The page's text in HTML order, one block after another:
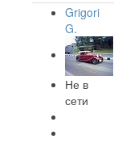
Grigori
G.
Не в
сети